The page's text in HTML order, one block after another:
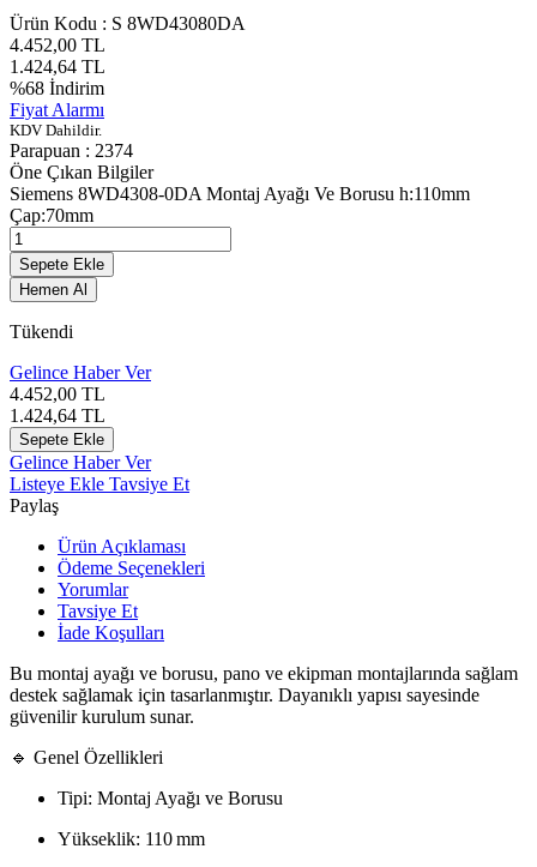
Ürün Kodu : S 8WD43080DA
4.452,00 TL
1.424,64 TL
%68 İndirim
Fiyat Alarmı
KDV Dahildir.
Parapuan : 2374
Öne Çıkan Bilgiler
Siemens 8WD4308-0DA Montaj Ayağı Ve Borusu h:110mm
Çap:70mm
Sepete Ekle
Hemen Al
Tükendi
Gelince Haber Ver
4.452,00 TL
1.424,64 TL
Sepete Ekle
Gelince Haber Ver
Listeye Ekle Tavsiye Et
Paylaş
Ürün Açıklaması
Ödeme Seçenekleri
Yorumlar
Tavsiye Et
İade Koşulları
Bu montaj ayağı ve borusu, pano ve ekipman montajlarında sağlam
destek sağlamak için tasarlanmıştır. Dayanıklı yapısı sayesinde
güvenilir kurulum sunar.
🔹 Genel Özellikleri
Tipi: Montaj Ayağı ve Borusu
Yükseklik: 110 mm